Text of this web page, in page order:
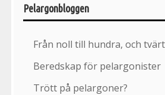
Pelargonbloggen
Från noll till hundra, och
Beredskap för pelargonister
Trött på pelargoner?